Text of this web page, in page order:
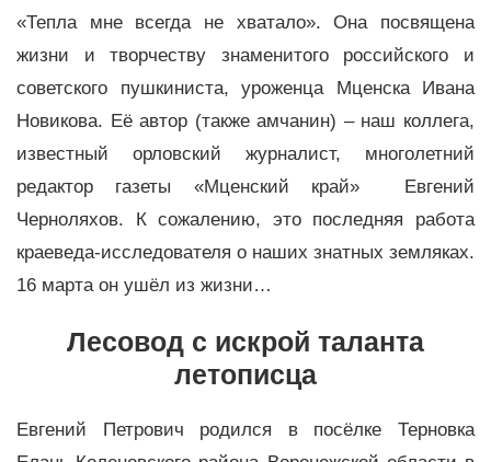
«Тепла мне всегда не хватало». Она посвящена
жизни и творчеству знаменитого российского и
советского пушкиниста, уроженца Мценска Ивана
Новикова. Её автор (также амчанин) – наш коллега,
известный орловский журналист, многолетний
редактор газеты «Мценский край» Евгений
Черноляхов. К сожалению, это последняя работа
краеведа-исследователя о наших знатных земляках.
16 марта он ушёл из жизни…
Лесовод с искрой таланта
летописца
Евгений Петрович родился в посёлке Терновка